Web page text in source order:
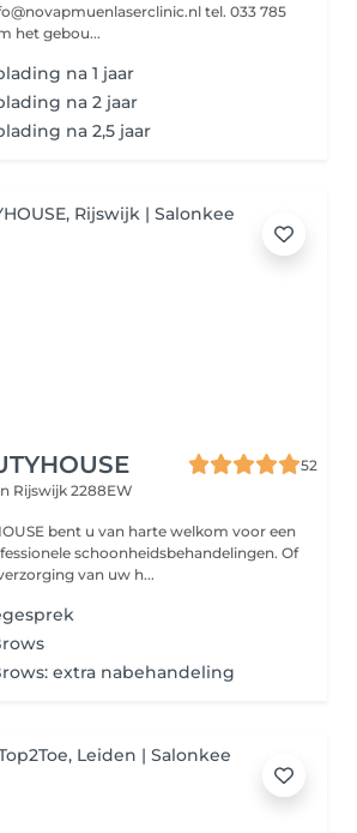
het gebou...
na 1 jaar
na 2 jaar
na 2,5 jaar
52
Rijswijk 2288EW
bent u van harte welkom voor een
schoonheidsbehandelingen. Of
van uw h...
extra nabehandeling